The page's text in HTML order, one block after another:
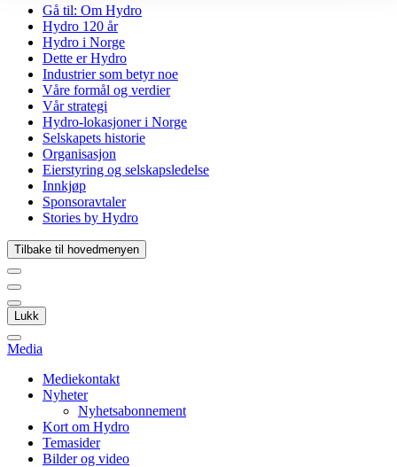
Gå til: Om Hydro
Hydro 120 år
Hydro i Norge
Dette er Hydro
Industrier som betyr noe
Våre formål og verdier
Vår strategi
Hydro-lokasjoner i Norge
Selskapets historie
Organisasjon
Eierstyring og selskapsledelse
Innkjøp
Sponsoravtaler
Stories by Hydro
Tilbake til hovedmenyen
Lukk
Media
Mediekontakt
Nyheter
Nyhetsabonnement
Kort om Hydro
Temasider
Bilder og video